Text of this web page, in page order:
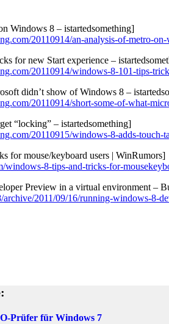
Windows 8 – istartedsomething]
20110914/an-analysis-of-metro-
for new Start experience –
20110914/windows-8-101-tips-
didn’t show of Windows 8 –
20110914/short-some-of-what-
“locking” – istartedsomething]
20110915/windows-8-adds-touch-
for mouse/keyboard users | WinRumors]
8-tips-and-tricks-for-
Preview in a virtual environment –
archive/2011/09/16/running-windows-8-
Prüfer für Windows 7